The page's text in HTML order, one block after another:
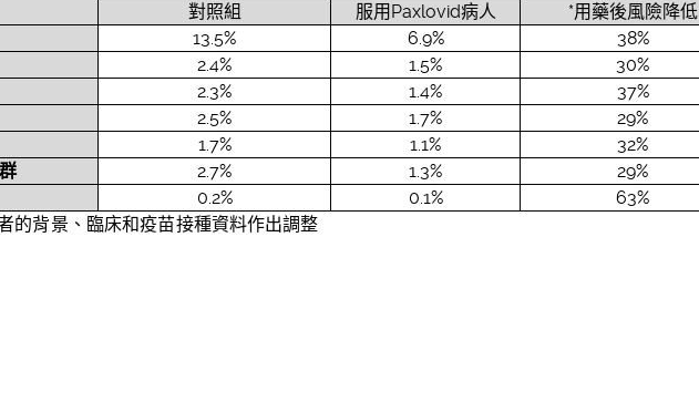
對照組
服用Paxlovid病人
*用藥後風險降低
13.5% 6.9%
38%
2.4% 1.5%
30%
2.3% 1.4%
37%
2.5% 1.7%
29%
1.7% 1.1%
32%
2.7% 1.3%
29%
0.2% 0.1%
63%
的背景、臨床和疫苗接種資料作出調整